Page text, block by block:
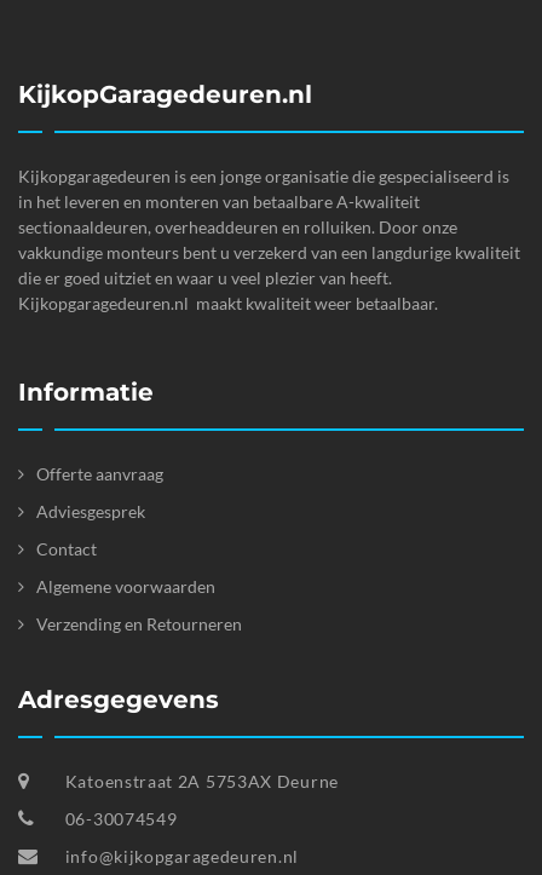
KijkopGaragedeuren.nl
Kijkopgaragedeuren is een jonge organisatie die gespecialiseerd is
in het leveren en monteren van betaalbare A-kwaliteit
sectionaaldeuren, overheaddeuren en rolluiken. Door onze
vakkundige monteurs bent u verzekerd van een langdurige kwaliteit
die er goed uitziet en waar u veel plezier van heeft.
Kijkopgaragedeuren.nl maakt kwaliteit weer betaalbaar.
Informatie
Offerte aanvraag
Adviesgesprek
Contact
Algemene voorwaarden
Verzending en Retourneren
Adresgegevens
Katoenstraat 2A 5753AX Deurne
06-30074549
info@kijkopgaragedeuren.nl